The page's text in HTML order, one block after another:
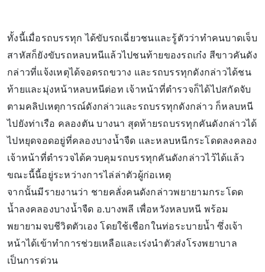
ทั้งนี้เมื่อรถบรรทุก ได้ขับรถเฉี่ยวชนและรู้ตัวว่าทำคนบาดเจ็บ
สาหัสก็ยังขับรถหลบหนีแล้วไปชนท้ายของรถเก๋ง สีขาวคันดัง
กล่าวที่แจ้งเหตุได้จอดรถขวาง และรถบรรทุกดังกล่าวได้ชน
ท้ายและมุ่งหน้าหลบหนีต่อท เจ้าหน้าที่ตำรวจก็ได้ไปสกัดจับ
ตามคลิปเหตุการณ์ดังกล่าวและรถบรรทุกดังกล่าว ก็หลบหนี
ไปยังท่าเรือ คลองตัน บางนา สุดท้ายรถบรรทุกคันดังกล่าวได้
ไปหยุดจอดอยู่ที่คลองบางน้ำจืด และหลบหนีกระโดดลงคลอง
เจ้าหน้าที่ตำรวจได้ควบคุมรถบรรทุกคันดังกล่าวไว้ได้แล้ว
ขณะนี้นี้อยู่ระหว่างการไล่ล่าตัวผู้ก่อเหตุ
จากนั้นมีรายงานว่า ชายคลั่งคนดังกล่าวพยายามกระโดด
น้ำลงคลองบางน้ำจืด อ.บางพลี เพื่อหวังหลบหนี พร้อม
พยายามจบชีวิตตัวเอง โดยใช้เชือกในท่อระบายน้ำ ซึ่งเจ้า
หน้าได้เข้าทำการช่วยเหลือและเร่งนำตัวส่งโรงพยาบาล
เป็นการด่วน